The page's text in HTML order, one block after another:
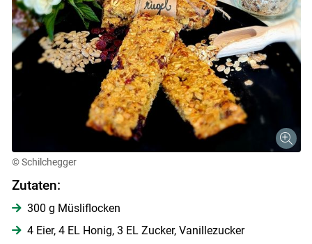
© Schilchegger
Zutaten:
300 g Müsliflocken
4 Eier, 4 EL Honig, 3 EL Zucker, Vanillezucker